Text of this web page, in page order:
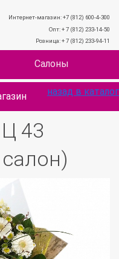
Интернет-магазин: +7 (812) 600-4-300
Опт: + 7 (812) 233-14-50
Розница: + 7 (812) 233-94-11
Салоны
43
назад в каталог